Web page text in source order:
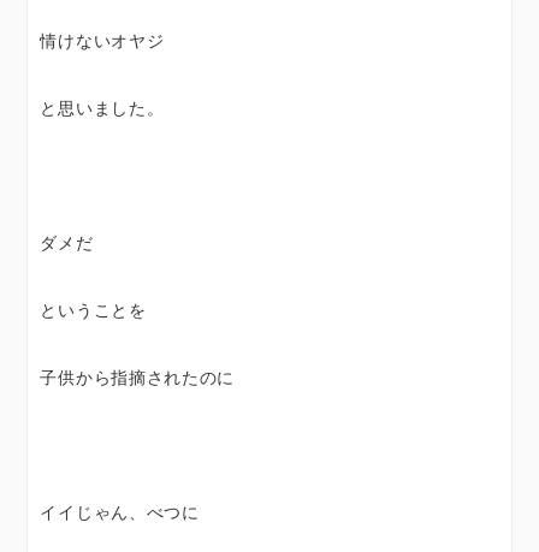
情けないオヤジ
と思いました。
ダメだ
ということを
子供から指摘されたのに
イイじゃん、べつに